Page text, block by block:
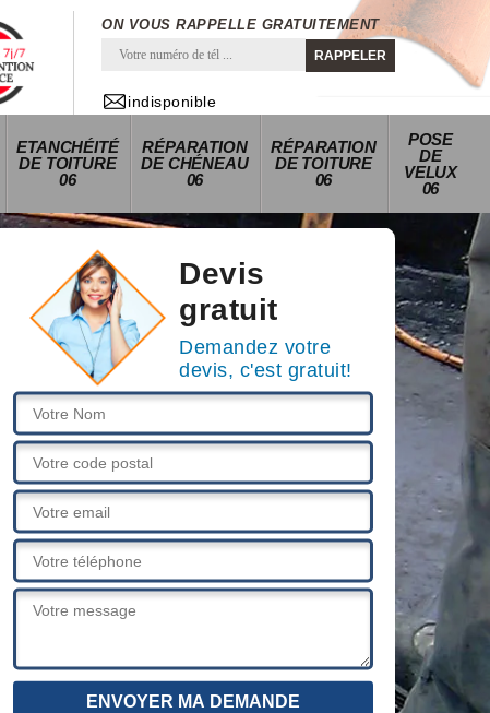
ON VOUS RAPPELLE GRATUITEMENT
indisponible
ETANCHÉITÉ
DE TOITURE
06
RÉPARATION
DE CHÉNEAU
06
RÉPARATION
DE TOITURE
06
POSE
DE
VELUX
06
Devis
gratuit
Demandez votre
devis, c'est gratuit!